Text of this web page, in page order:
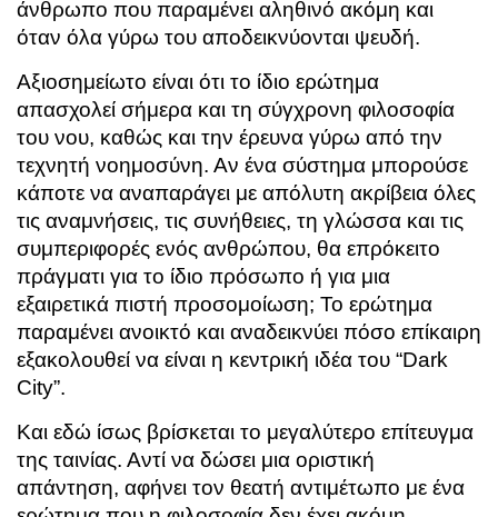
άνθρωπο που παραμένει αληθινό ακόμη και
όταν όλα γύρω του αποδεικνύονται ψευδή.
Αξιοσημείωτο είναι ότι το ίδιο ερώτημα
απασχολεί σήμερα και τη σύγχρονη φιλοσοφία
του νου, καθώς και την έρευνα γύρω από την
τεχνητή νοημοσύνη. Αν ένα σύστημα μπορούσε
κάποτε να αναπαράγει με απόλυτη ακρίβεια όλες
τις αναμνήσεις, τις συνήθειες, τη γλώσσα και τις
συμπεριφορές ενός ανθρώπου, θα επρόκειτο
πράγματι για το ίδιο πρόσωπο ή για μια
εξαιρετικά πιστή προσομοίωση; Το ερώτημα
παραμένει ανοικτό και αναδεικνύει πόσο επίκαιρη
εξακολουθεί να είναι η κεντρική ιδέα του “Dark
City”.
Και εδώ ίσως βρίσκεται το μεγαλύτερο επίτευγμα
της ταινίας. Αντί να δώσει μια οριστική
απάντηση, αφήνει τον θεατή αντιμέτωπο με ένα